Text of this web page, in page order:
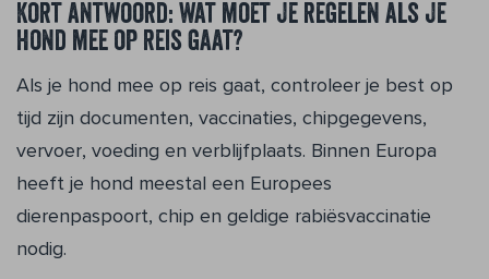
Kort antwoord: wat moet je regelen als je
hond mee op reis gaat?
Als je hond mee op reis gaat, controleer je best op
tijd zijn documenten, vaccinaties, chipgegevens,
vervoer, voeding en verblijfplaats. Binnen Europa
heeft je hond meestal een Europees
dierenpaspoort, chip en geldige rabiësvaccinatie
nodig.